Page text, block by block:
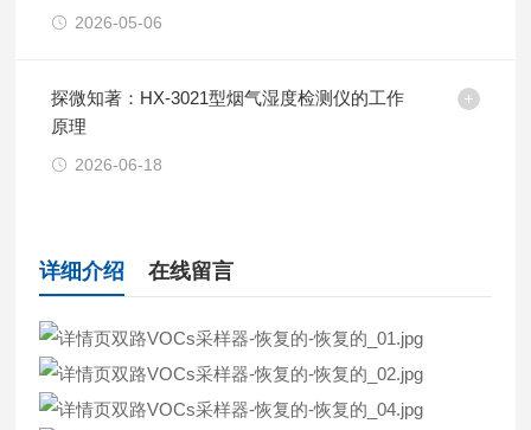
2026-05-06
探微知著：HX-3021型烟气湿度检测仪的工作
原理
2026-06-18
详细介绍 在线留言